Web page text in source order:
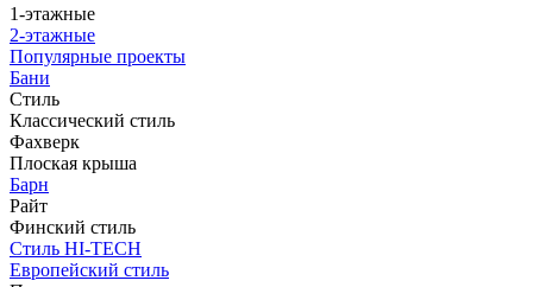
1-этажные
2-этажные
Популярные проекты
Бани
Стиль
Классический стиль
Фахверк
Плоская крыша
Барн
Райт
Финский стиль
Стиль HI-TECH
Европейский стиль